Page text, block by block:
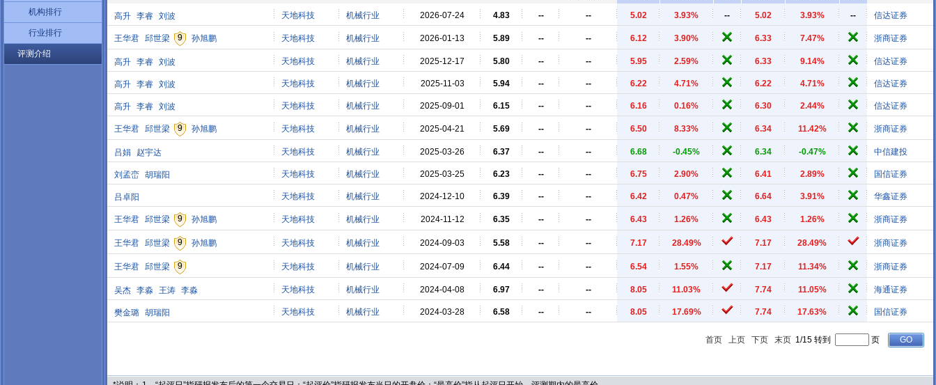
机构排行
行业排行
评测介绍
高升 李睿 刘波 天地科技 机械行业 2026-07-24 4.83 -- -- 5.02 3.93% -- 5.02 3.93% -- 信达证券
王华君 邱世梁 9 孙旭鹏 天地科技 机械行业 2026-01-13 5.89 -- -- 6.12 3.90% 6.33 7.47% 浙商证券
高升 李睿 刘波 天地科技 机械行业 2025-12-17 5.80 -- -- 5.95 2.59% 6.33 9.14% 信达证券
高升 李睿 刘波 天地科技 机械行业 2025-11-03 5.94 -- -- 6.22 4.71% 6.22 4.71% 信达证券
高升 李睿 刘波 天地科技 机械行业 2025-09-01 6.15 -- -- 6.16 0.16% 6.30 2.44% 信达证券
王华君 邱世梁 9 孙旭鹏 天地科技 机械行业 2025-04-21 5.69 -- -- 6.50 8.33% 6.34 11.42% 浙商证券
吕娟 赵宇达 天地科技 机械行业 2025-03-26 6.37 -- -- 6.68 -0.45% 6.34 -0.47% 中信建投
刘孟峦 胡瑞阳 天地科技 机械行业 2025-03-25 6.23 -- -- 6.75 2.90% 6.41 2.89% 国信证券
吕卓阳 天地科技 机械行业 2024-12-10 6.39 -- -- 6.42 0.47% 6.64 3.91% 华鑫证券
王华君 邱世梁 9 孙旭鹏 天地科技 机械行业 2024-11-12 6.35 -- -- 6.43 1.26% 6.43 1.26% 浙商证券
王华君 邱世梁 9 孙旭鹏 天地科技 机械行业 2024-09-03 5.58 -- -- 7.17 28.49% 7.17 28.49% 浙商证券
王华君 邱世梁 9 天地科技 机械行业 2024-07-09 6.44 -- -- 6.54 1.55% 7.17 11.34% 浙商证券
吴杰 李淼 王涛 李淼 天地科技 机械行业 2024-04-08 6.97 -- -- 8.05 11.03% 7.74 11.05% 海通证券
樊金璐 胡瑞阳 天地科技 机械行业 2024-03-28 6.58 -- -- 8.05 17.69% 7.74 17.63% 国信证券
首页 上页 下页 末页 1/15 转到 页